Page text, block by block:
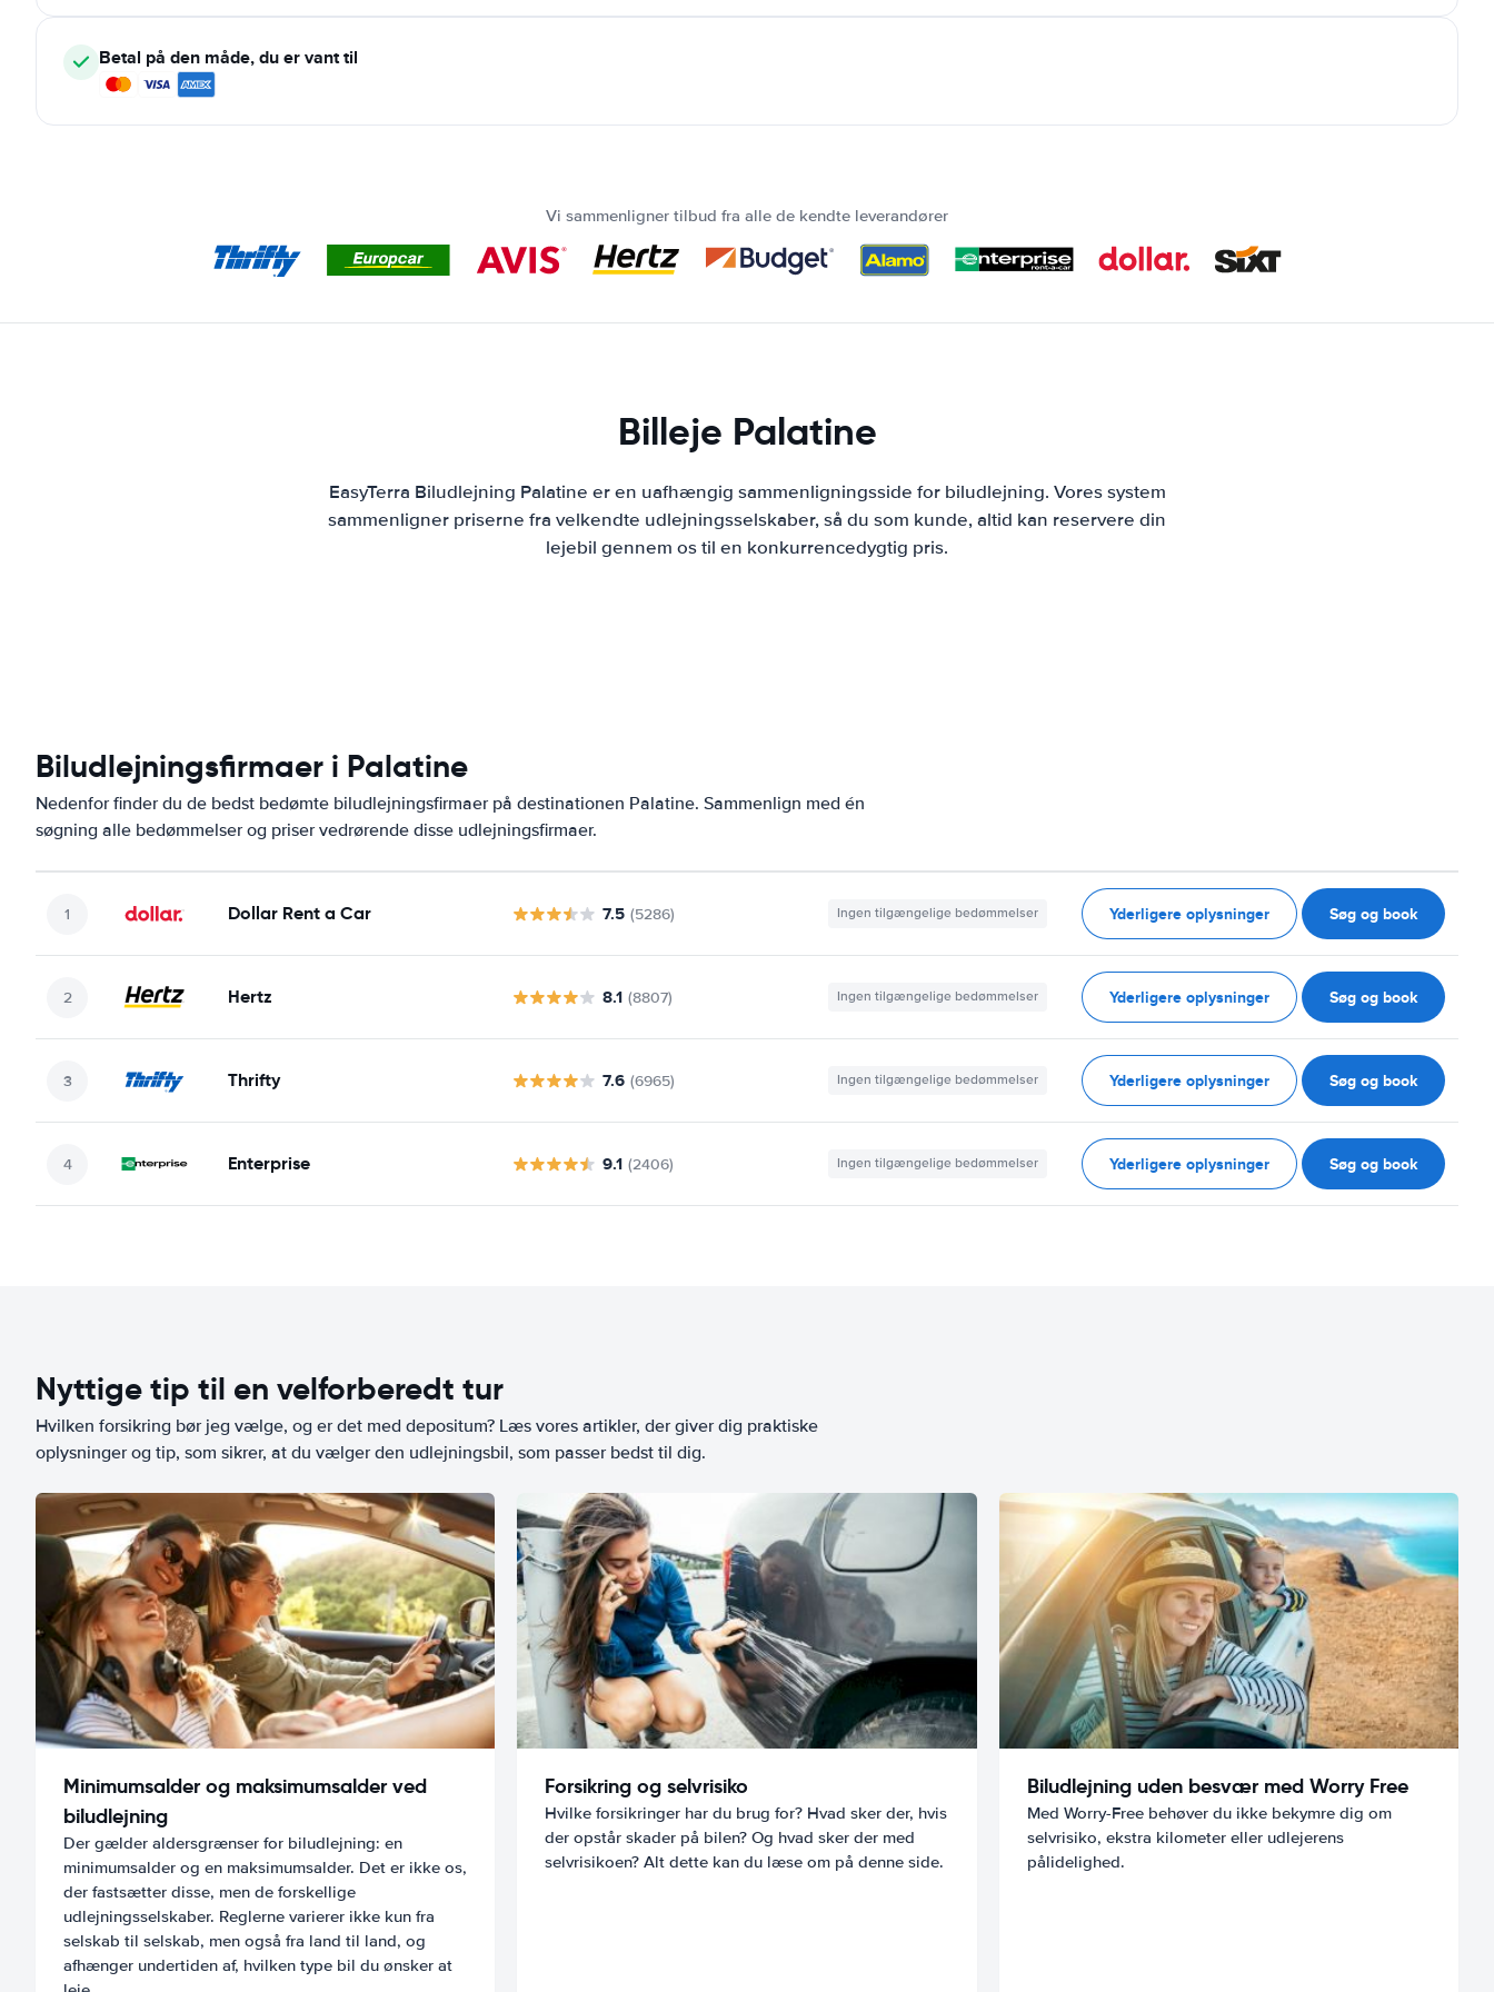
Betal på den måde, du er vant til
Vi sammenligner tilbud fra alle de kendte leverandører
Billeje Palatine
EasyTerra Biludlejning Palatine er en uafhængig sammenligningsside for biludlejning. Vores system
sammenligner priserne fra velkendte udlejningsselskaber, så du som kunde, altid kan reservere din
lejebil gennem os til en konkurrencedygtig pris.
Biludlejningsfirmaer i Palatine
Nedenfor finder du de bedst bedømte biludlejningsfirmaer på destinationen Palatine. Sammenlign med én
søgning alle bedømmelser og priser vedrørende disse udlejningsfirmaer.
Dollar Rent a Car 7.5 (5286) Ingen tilgængelige bedømmelser Yderligere oplysninger Søg og book
Hertz 8.1 (8807) Ingen tilgængelige bedømmelser Yderligere oplysninger Søg og book
Thrifty 7.6 (6965) Ingen tilgængelige bedømmelser Yderligere oplysninger Søg og book
Enterprise 9.1 (2406) Ingen tilgængelige bedømmelser Yderligere oplysninger Søg og book
Nyttige tip til en velforberedt tur
Hvilken forsikring bør jeg vælge, og er det med depositum? Læs vores artikler, der giver dig praktiske
oplysninger og tip, som sikrer, at du vælger den udlejningsbil, som passer bedst til dig.
Minimumsalder og maksimumsalder ved
biludlejning
Der gælder aldersgrænser for biludlejning: en
minimumsalder og en maksimumsalder. Det er ikke os,
der fastsætter disse, men de forskellige
udlejningsselskaber. Reglerne varierer ikke kun fra
selskab til selskab, men også fra land til land, og
afhænger undertiden af, hvilken type bil du ønsker at
Forsikring og selvrisiko
Hvilke forsikringer har du brug for? Hvad sker der, hvis
der opstår skader på bilen? Og hvad sker der med
selvrisikoen? Alt dette kan du læse om på denne side.
Biludlejning uden besvær med Worry Free
Med Worry-Free behøver du ikke bekymre dig om
selvrisiko, ekstra kilometer eller udlejerens
pålidelighed.